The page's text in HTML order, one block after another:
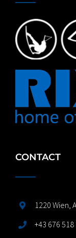
CONTACT
1220 Wien,
+43 676 518